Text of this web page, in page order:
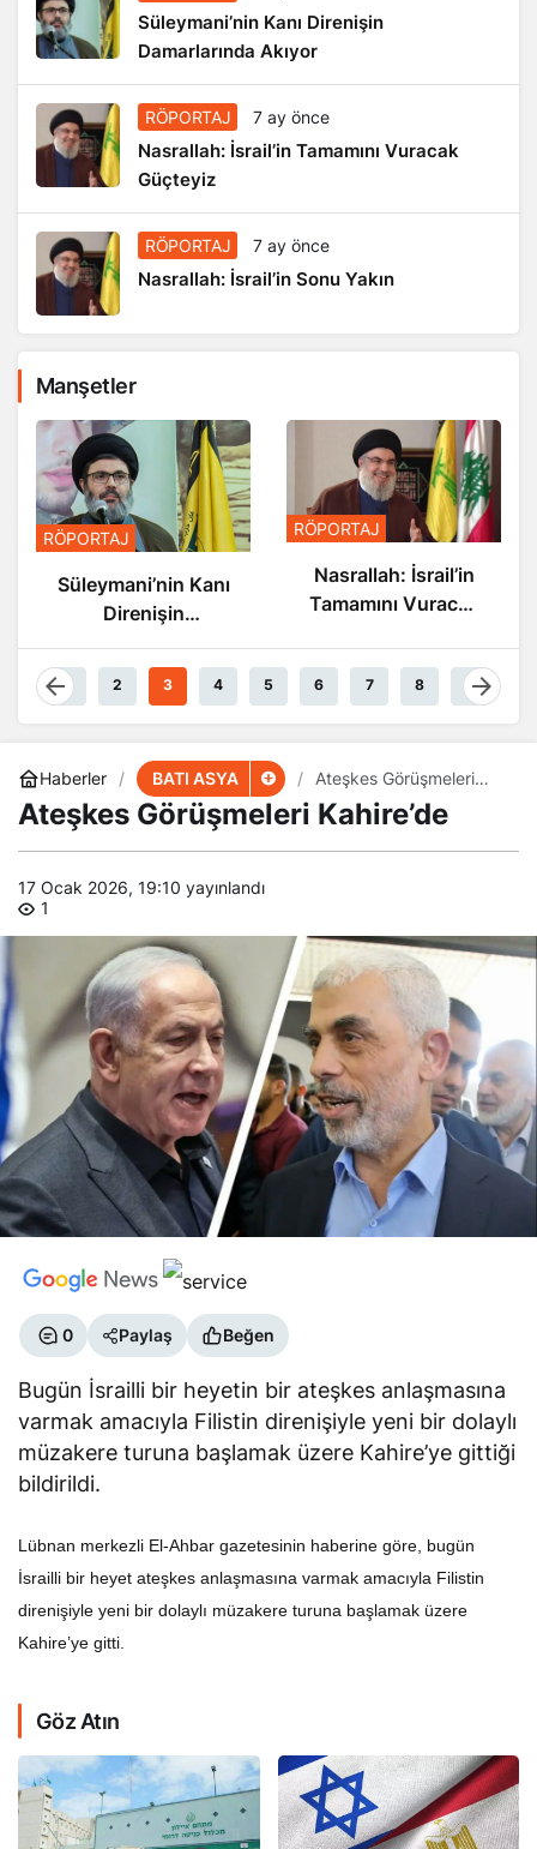
Süleymani’nin Kanı Direnişin
Damarlarında Akıyor
RÖPORTAJ 7 ay önce
Nasrallah: İsrail’in Tamamını Vuracak
Güçteyiz
RÖPORTAJ 7 ay önce
Nasrallah: İsrail’in Sonu Yakın
Manşetler
RÖPORTAJ
Süleymani’nin Kanı
Direnişin
Akıyor
RÖPORTAJ
Nasrallah: İsrail’in
Tamamını Vuracak
1 2 3 4 5 6 7 8 9
Haberler BATI ASYA
Ateşkes Görüşmeleri
Kahire’de
Ateşkes Görüşmeleri Kahire’de
17 Ocak 2026, 19:10 yayınlandı
1
0 Paylaş Beğen
Bugün İsrailli bir heyetin bir ateşkes anlaşmasına
varmak amacıyla Filistin direnişiyle yeni bir dolaylı
müzakere turuna başlamak üzere Kahire’ye gittiği
bildirildi.
Lübnan merkezli El-Ahbar gazetesinin haberine göre, bugün
İsrailli bir heyet ateşkes anlaşmasına varmak amacıyla Filistin
direnişiyle yeni bir dolaylı müzakere turuna başlamak üzere
Kahire’ye gitti.
Göz Atın